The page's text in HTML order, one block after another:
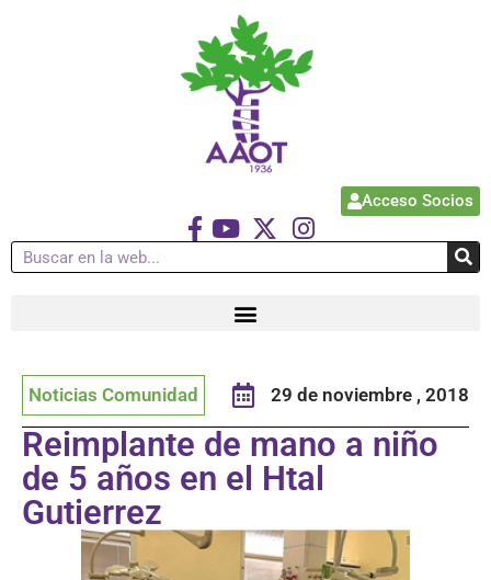
Acceso Socios
Noticias Comunidad 29 de noviembre , 2018
Reimplante de mano a niño
de 5 años en el Htal
Gutierrez